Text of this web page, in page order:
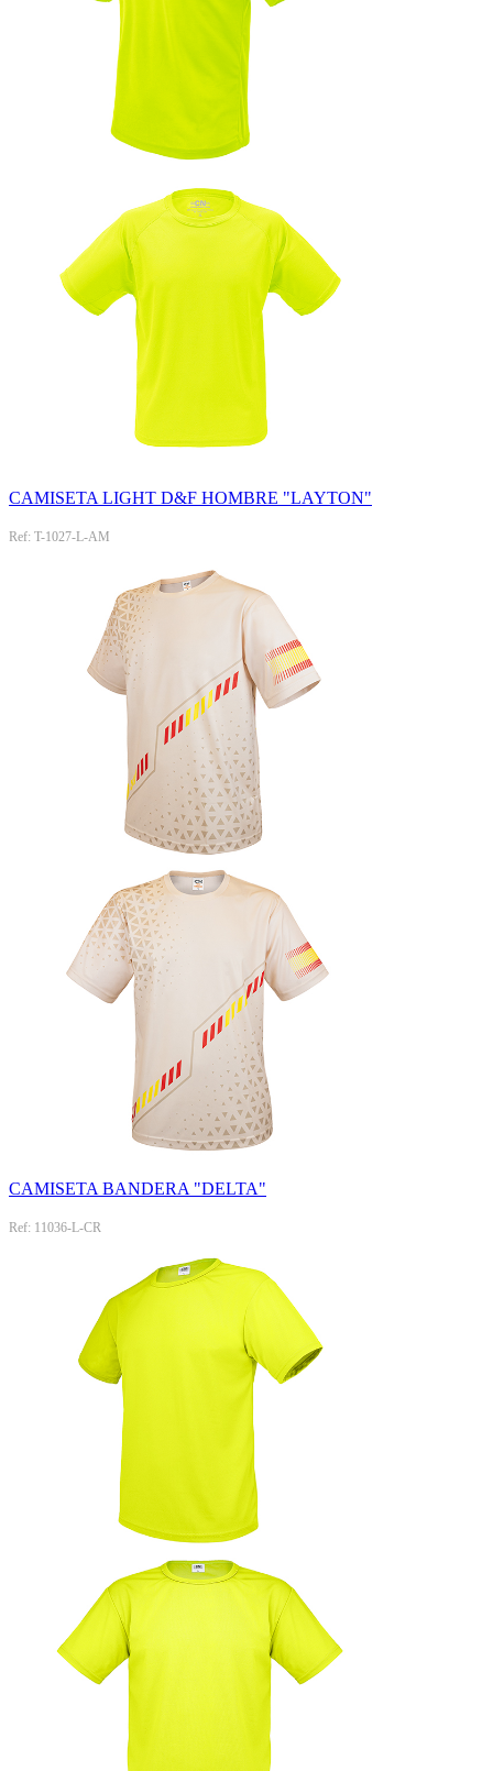
CAMISETA LIGHT D&F HOMBRE "LAYTON"
Ref: T-1027-L-AM
CAMISETA BANDERA "DELTA"
Ref: 11036-L-CR